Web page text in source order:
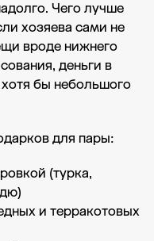
Чего лучше
хозяева сами не
вроде нижнего
деньги в
бы небольшого
для пары:
(турка,
и терракотовых